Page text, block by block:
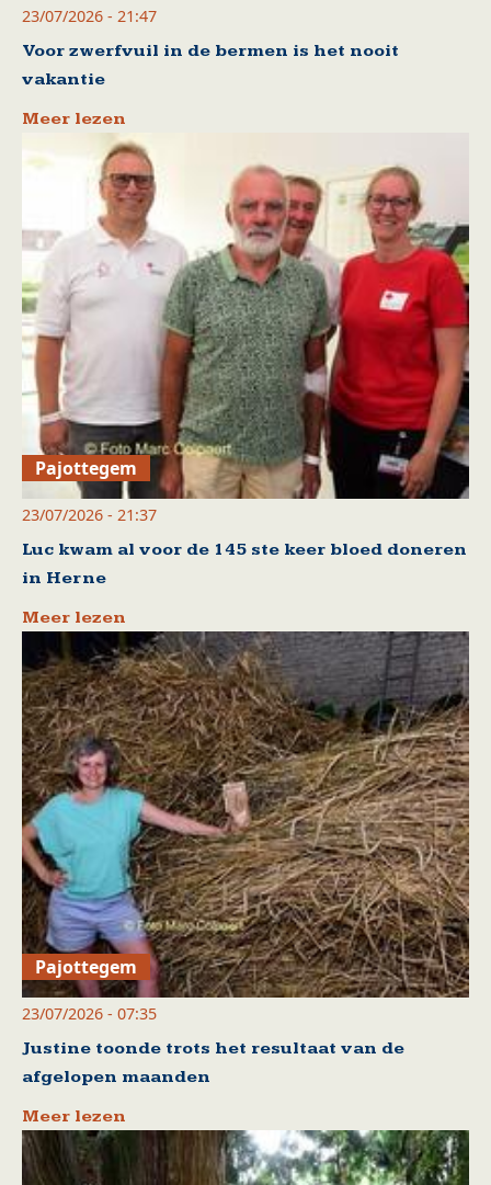
23/07/2026 - 21:47
Voor zwerfvuil in de bermen is het nooit
vakantie
Meer lezen
Pajottegem
23/07/2026 - 21:37
Luc kwam al voor de 145 ste keer bloed doneren
in Herne
Meer lezen
Pajottegem
23/07/2026 - 07:35
Justine toonde trots het resultaat van de
afgelopen maanden
Meer lezen